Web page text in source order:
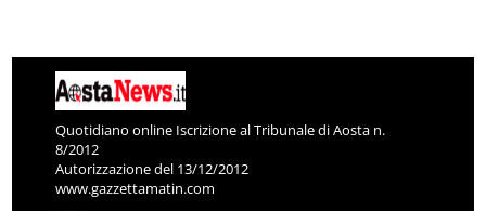
Quotidiano online Iscrizione al Tribunale di Aosta n.
8/2012
Autorizzazione del 13/12/2012
www.gazzettamatin.com